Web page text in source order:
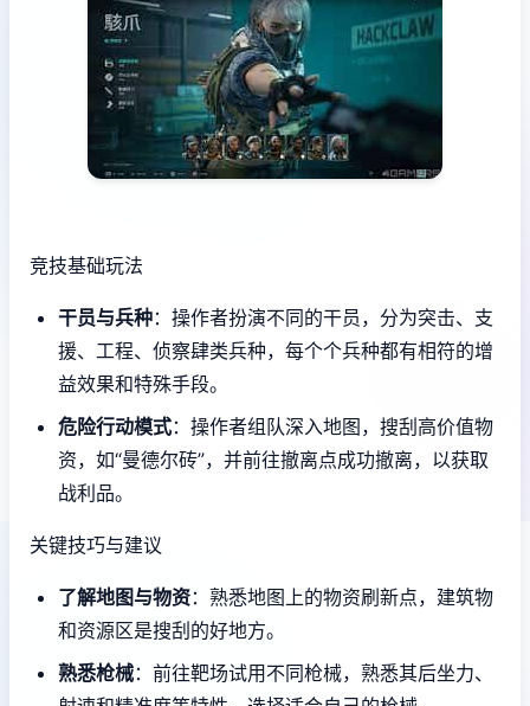
竞技基础玩法
干员与兵种：操作者扮演不同的干员，分为突击、支
援、工程、侦察肆类兵种，每个个兵种都有相符的增
益效果和特殊手段。
危险行动模式：操作者组队深入地图，搜刮高价值物
资，如“曼德尔砖”，并前往撤离点成功撤离，以获取
战利品。
关键技巧与建议
了解地图与物资：熟悉地图上的物资刷新点，建筑物
和资源区是搜刮的好地方。
熟悉枪械：前往靶场试用不同枪械，熟悉其后坐力、